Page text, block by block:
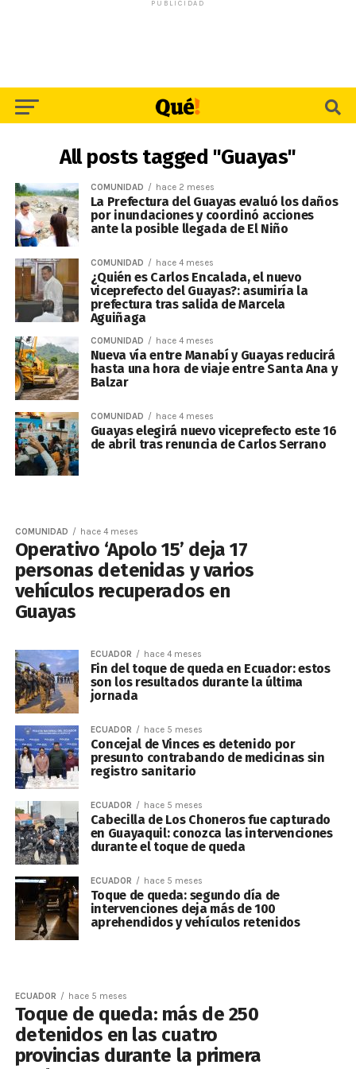
PUBLICIDAD
All posts tagged "Guayas"
COMUNIDAD hace 2 meses
La Prefectura del Guayas evaluó los daños
por inundaciones y coordinó acciones
ante la posible llegada de El Niño
COMUNIDAD hace 4 meses
¿Quién es Carlos Encalada, el nuevo
viceprefecto del Guayas?: asumiría la
prefectura tras salida de Marcela
Aguiñaga
COMUNIDAD hace 4 meses
Nueva vía entre Manabí y Guayas reducirá
hasta una hora de viaje entre Santa Ana y
Balzar
COMUNIDAD hace 4 meses
Guayas elegirá nuevo viceprefecto este 16
de abril tras renuncia de Carlos Serrano
COMUNIDAD hace 4 meses
Operativo ‘Apolo 15’ deja 17
personas detenidas y varios
vehículos recuperados en
Guayas
ECUADOR hace 4 meses
Fin del toque de queda en Ecuador: estos
son los resultados durante la última
jornada
ECUADOR hace 5 meses
Concejal de Vinces es detenido por
presunto contrabando de medicinas sin
registro sanitario
ECUADOR hace 5 meses
Cabecilla de Los Choneros fue capturado
en Guayaquil: conozca las intervenciones
durante el toque de queda
ECUADOR hace 5 meses
Toque de queda: segundo día de
intervenciones deja más de 100
aprehendidos y vehículos retenidos
ECUADOR hace 5 meses
Toque de queda: más de 250
detenidos en las cuatro
provincias durante la primera